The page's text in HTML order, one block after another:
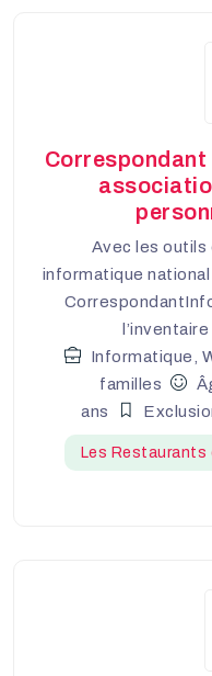
Avec les outils
informatique
Informatique,
familles
ans
Les